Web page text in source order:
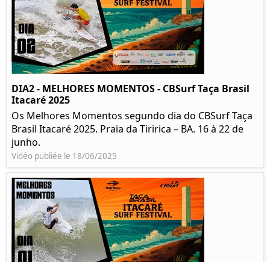
DIA2 - MELHORES MOMENTOS - CBSurf Taça Brasil
Itacaré 2025
Os Melhores Momentos segundo dia do CBSurf Taça
Brasil Itacaré 2025. Praia da Tiririca – BA. 16 à 22 de
junho.
Vidéo publiée le 18/06/2025